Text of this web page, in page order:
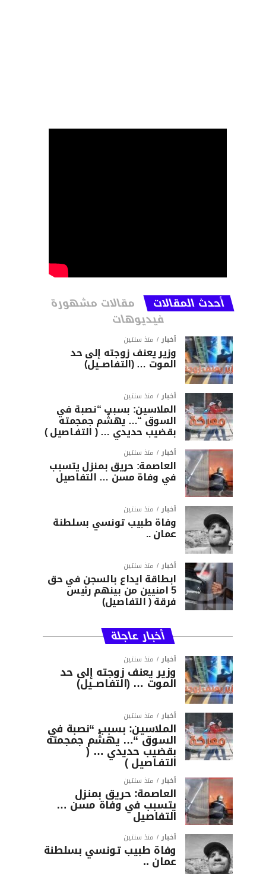
أحدث المقالات مقالات مشهورة
فيديوهات
أخبار منذ سنتين
وزير يعنف زوجته إلى حد
الموت … (التفاصــيل)
أخبار منذ سنتين
الملاسين: بسبب “نصبة في
السوق “… يهشّم جمجمته
بقضيب حديدي … ( التفـاصيل )
أخبار منذ سنتين
العاصمة: حريق بمنزل يتسبب
في وفاة مسن … التفاصيل
أخبار منذ سنتين
وفاة طبيب تونسي بسلطنة
عمان ..
أخبار منذ سنتين
ابطاقة ايداع بالسجن في حق
5 امنيين من بينهم رئيس
فرقة ( التفاصيل)
أخبار عاجلة
أخبار منذ سنتين
وزير يعنف زوجته إلى حد
الموت … (التفاصــيل)
أخبار منذ سنتين
الملاسين: بسبب “نصبة في
السوق “… يهشّم جمجمته
بقضيب حديدي … (
التفـاصيل )
أخبار منذ سنتين
العاصمة: حريق بمنزل
يتسبب في وفاة مسن …
التفاصيل
أخبار منذ سنتين
وفاة طبيب تونسي بسلطنة
عمان ..